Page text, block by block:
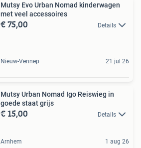
Mutsy Evo Urban Nomad kinderwagen
met veel accessoires
€ 75,00 Details
Nieuw-Vennep 21 jul 26
Mutsy Urban Nomad Igo Reiswieg in
goede staat grijs
€ 15,00 Details
Arnhem 1 aug 26